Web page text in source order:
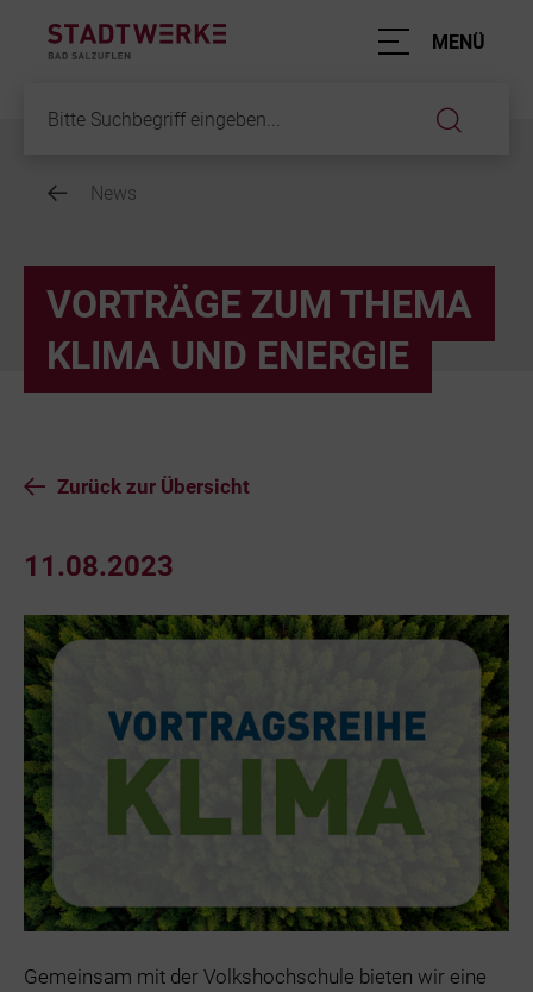
Hauptnavigation
MENÜ
News
VORTRÄGE ZUM THEMA
KLIMA UND ENERGIE
Zurück zur Übersicht
11.08.2023
Gemeinsam mit der Volkshochschule bieten wir eine